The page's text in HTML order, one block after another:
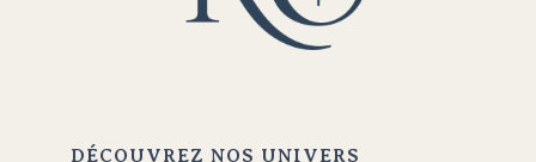
DÉCOUVREZ NOS UNIVERS